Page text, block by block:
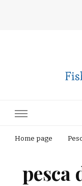
Home page
pesca